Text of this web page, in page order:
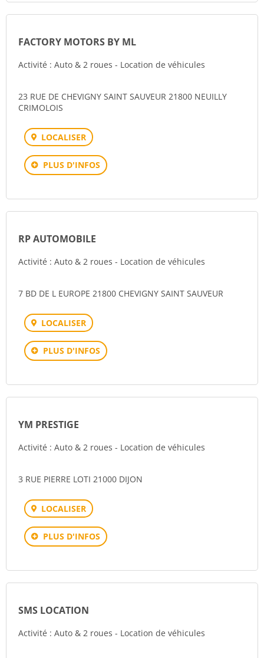
FACTORY MOTORS BY ML
Activité : Auto & 2 roues - Location de véhicules
23 RUE DE CHEVIGNY SAINT SAUVEUR 21800 NEUILLY
CRIMOLOIS
LOCALISER
PLUS D'INFOS
RP AUTOMOBILE
Activité : Auto & 2 roues - Location de véhicules
7 BD DE L EUROPE 21800 CHEVIGNY SAINT SAUVEUR
LOCALISER
PLUS D'INFOS
YM PRESTIGE
Activité : Auto & 2 roues - Location de véhicules
3 RUE PIERRE LOTI 21000 DIJON
LOCALISER
PLUS D'INFOS
SMS LOCATION
Activité : Auto & 2 roues - Location de véhicules